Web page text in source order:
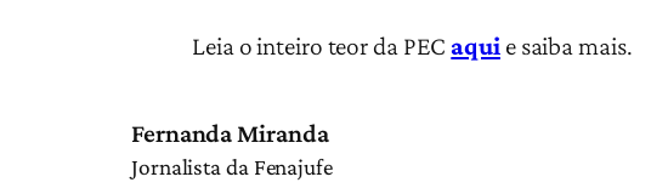
Leia o inteiro teor da PECaquie saiba mais.
Fernanda Miranda
Jornalista da Fenajufe